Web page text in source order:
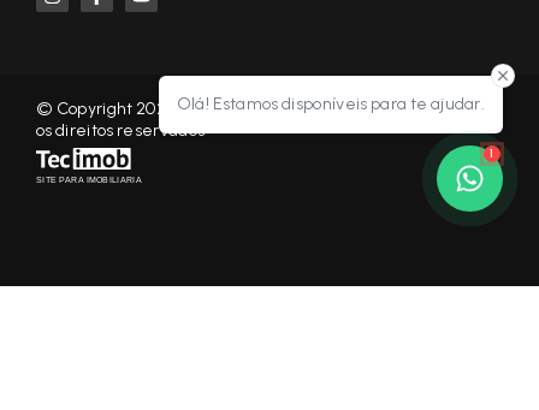
Olá! Estamos disponíveis para te ajudar.
1
© Copyright 2026 - KF NEGÓCIOS IMOBILIÁRIOS RP - Todos
os direitos reservados
SITE PARA IMOBILIARIA